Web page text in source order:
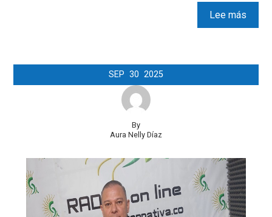
Lee más
SEP 30 2025
By
Aura Nelly Díaz